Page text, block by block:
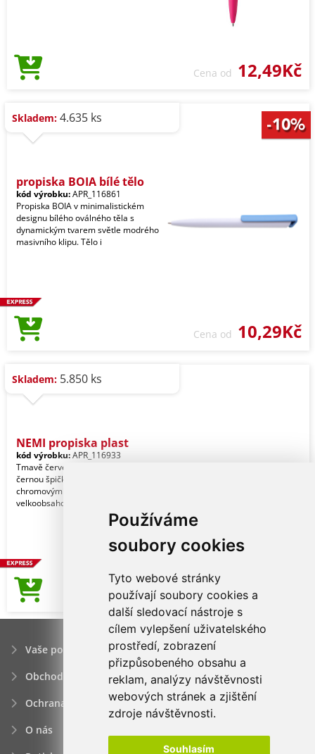
Používáme
soubory cookies
Tyto webové stránky
používají soubory cookies a
další sledovací nástroje s
cílem vylepšení uživatelského
prostředí, zobrazení
přizpůsobeného obsahu a
reklam, analýzy návštěvnosti
webových stránek a zjištění
zdroje návštěvnosti.
Souhlasím
Cena od 12,49Kč
Skladem: 4.635 ks
propiska BOIA bílé tělo
kód výrobku:APR_116861
Propiska BOIA v minimalistickém
designu bílého oválného těla s
dynamickým tvarem světle modrého
masivního klipu. Tělo i
Cena od 10,29Kč
Skladem: 5.850 ks
NEMI propiska plast
kód výrobku:APR_116933
Tmavě červené tělo je doplněno
černou špičkou a originálními
chromovými doplňky. Náplň
velkoobsahová, modře píšící.
Cena od5,16Kč
Vaše poptávka
Obchodní podmínky
Ochrana osobních údajú
O nás